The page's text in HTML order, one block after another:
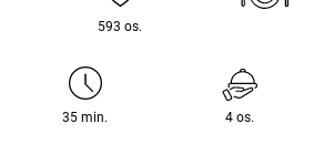
593 os.
35 min. 4 os.